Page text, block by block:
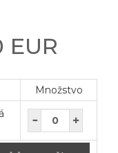
EUR
Množstvo